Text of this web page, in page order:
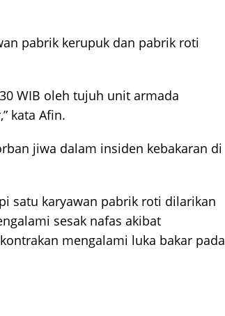
pabrik kerupuk dan pabrik roti
WIB oleh tujuh unit armada
kata Afin.
jiwa dalam insiden kebakaran di
satu karyawan pabrik roti dilarikan
sesak nafas akibat
mengalami luka bakar pada